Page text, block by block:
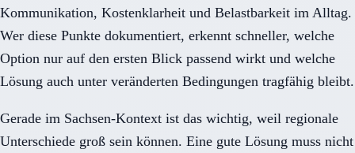
Kommunikation, Kostenklarheit und Belastbarkeit im Alltag.
Wer diese Punkte dokumentiert, erkennt schneller, welche
Option nur auf den ersten Blick passend wirkt und welche
Lösung auch unter veränderten Bedingungen tragfähig bleibt.
Gerade im Sachsen-Kontext ist das wichtig, weil regionale
Unterschiede groß sein können. Eine gute Lösung muss nicht